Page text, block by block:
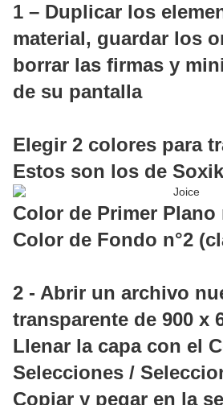
1 – Duplicar los
material, guardar los
borrar las firmas y
de su pantalla
Elegir 2 colores para
Estos son los de
Color de Primer Plano
Color de Fondo n°2
2 - Abrir un archivo
transparente de 900 x
Llenar la capa con el
Selecciones /
Copiar y pegar en la